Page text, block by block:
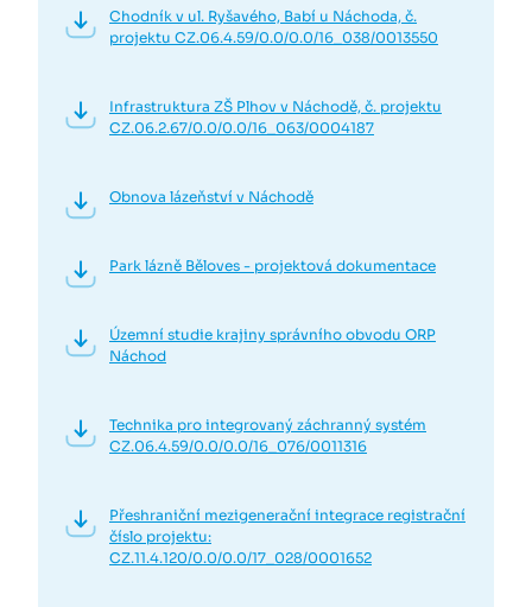
Chodník v ul. Ryšavého, Babí u Náchoda, č.
projektu CZ.06.4.59/0.0/0.0/16_038/0013550
Infrastruktura ZŠ Plhov v Náchodě, č. projektu
CZ.06.2.67/0.0/0.0/16_063/0004187
Obnova lázeňství v Náchodě
Park lázně Běloves - projektová dokumentace
Územní studie krajiny správního obvodu ORP
Náchod
Technika pro integrovaný záchranný systém
CZ.06.4.59/0.0/0.0/16_076/0011316
Přeshraniční mezigenerační integrace registrační
číslo projektu:
CZ.11.4.120/0.0/0.0/17_028/0001652